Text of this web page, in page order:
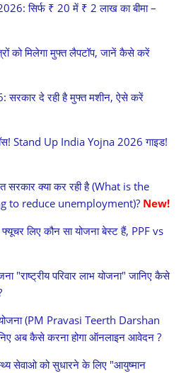
2026: सिर्फ ₹ 20 में ₹ 2 लाख का बीमा –
को मिलेगा मुफ्त लैपटॉप, जानें कैसे करें
सरकार दे रही है मुफ्त मशीन, ऐसे करें
Stand Up India Yojna 2026 गाइड!
सरकार क्या कर रही है (What is the
to reduce unemployment)? New!
लिए कौन सा योजना बेस्ट हैं, PPF vs
"राष्ट्रीय परिवार लाभ योजना" जानिए कैसे
योजना (PM Pravasi Teerth Darshan
अब कैसे करना होगा ऑनलाइन आवेदन ?
सेवाओ को सुधारने के लिए "आयुष्मान